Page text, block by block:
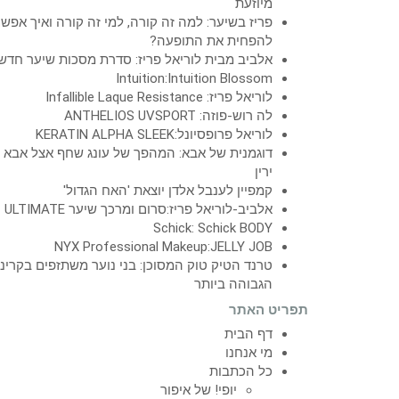
מיוזעת
פריז בשיער: למה זה קורה, למי זה קורה ואיך
להפחית את התופעה?
אלביב מבית לוריאל פריז: סדרת מסכות שיער
Intuition:Intuition Blossom
לוריאל פריז: Infallible Laque Resistance
לה רוש-פוזה: ANTHELIOS UVSPORT
לוריאל פרופסיונל:KERATIN ALPHA SLEEK
דוגמנית של אבא: המהפך של עונג שחף אצל אבא
ירין
קמפיין לענבל אלדן יוצאת 'האח הגדול'
אלביב-לוריאל פריז:סרום ומרכך שיער ULTIMATE
Schick: Schick BODY
NYX Professional Makeup:JELLY JOB
טרנד הטיק טוק המסוכן: בני נוער משתזפים
הגבוהה ביותר
תפריט האתר
דף הבית
מי אנחנו
כל הכתבות
יופי! של איפור